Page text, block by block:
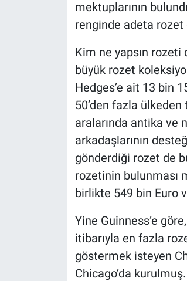
mektuplarının
renginde adeta rozet
Kim ne yapsın rozeti
büyük rozet
Hedges’e ait 13 bin
50’den fazla ülkeden
aralarında antika ve
arkadaşlarının
gönderdiği rozet de
rozetinin bulunması
birlikte 549 bin Euro
Yine Guinness’e
itibarıyla en fazla
göstermek isteyen
Chicago’da
Teknoloji
Türkiye'nin Geleceği
Türkiye'nin Gündemi
Yerel Gündem
Yerel Yaşam
Canlı Yayın